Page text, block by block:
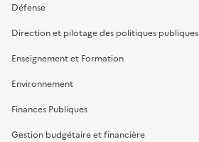
Défense
Direction et pilotage des politiques publiques
Enseignement et Formation
Environnement
Finances Publiques
Gestion budgétaire et financière